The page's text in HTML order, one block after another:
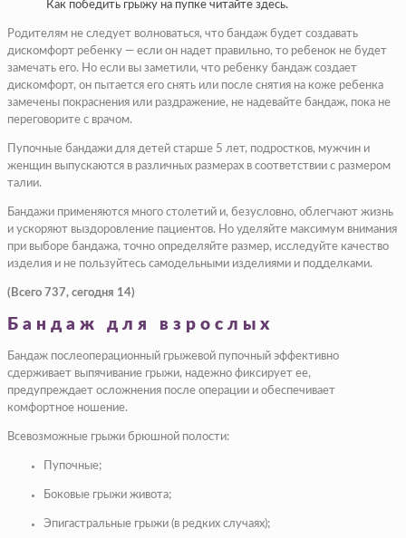
Как победить грыжу на пупке читайте здесь.
Родителям не следует волноваться, что бандаж будет создавать
дискомфорт ребенку — если он надет правильно, то ребенок не будет
замечать его. Но если вы заметили, что ребенку бандаж создает
дискомфорт, он пытается его снять или после снятия на коже ребенка
замечены покраснения или раздражение, не надевайте бандаж, пока не
переговорите с врачом.
Пупочные бандажи для детей старше 5 лет, подростков, мужчин и
женщин выпускаются в различных размерах в соответствии с размером
талии.
Бандажи применяются много столетий и, безусловно, облегчают жизнь
и ускоряют выздоровление пациентов. Но уделяйте максимум внимания
при выборе бандажа, точно определяйте размер, исследуйте качество
изделия и не пользуйтесь самодельными изделиями и подделками.
(Всего 737, сегодня 14)
Бандаж для взрослых
Бандаж послеоперационный грыжевой пупочный эффективно
сдерживает выпячивание грыжи, надежно фиксирует ее,
предупреждает осложнения после операции и обеспечивает
комфортное ношение.
Всевозможные грыжи брюшной полости:
Пупочные;
Боковые грыжи живота;
Эпигастральные грыжи (в редких случаях);